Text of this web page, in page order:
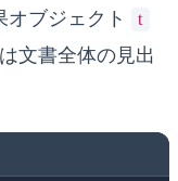
オブジェクト t
文書全体の見出